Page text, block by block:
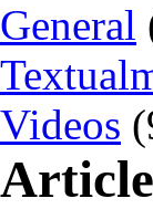
General
Videos